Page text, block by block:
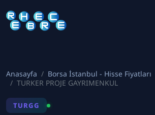
Anasayfa
Borsa İstanbul - Hisse Fiyatları
TURKER PROJE GAYRIMENKUL
TURGG